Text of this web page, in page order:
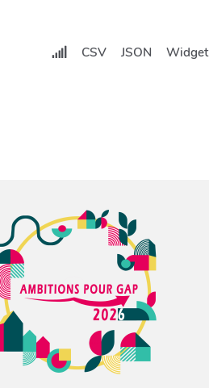
CSV JSON Widget